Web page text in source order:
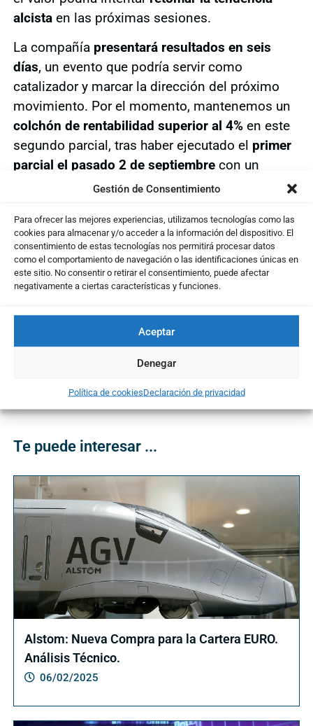
Gestión de Consentimiento
Para ofrecer las mejores experiencias, utilizamos tecnologías como las
cookies para almacenar y/o acceder a la información del dispositivo. El
consentimiento de estas tecnologías nos permitirá procesar datos
como el comportamiento de navegación o las identificaciones únicas en
este sitio. No consentir o retirar el consentimiento, puede afectar
negativamente a ciertas características y funciones.
Aceptar
Denegar
Política de cookiesDeclaración de privacidad
alcistaen las próximas sesiones.
La compañía presentará resultados en seis
días, un evento que podría servir como
catalizador y marcar la dirección del próximo
movimiento. Por el momento, mantenemos un
colchón de rentabilidad superior al 4%en este
segundo parcial, tras haber ejecutado el primer
parcial el pasado 2 de septiembrecon un
beneficio ligeramente superior al 10%.
Todo ello sitúa al valor en unmomento técnico
interesante, donde la confirmación de los
indicadores podría dar pie a un nuevo tramo
alcista.
, conectando a profesionales
independientes con compañías de todo el
Te puede interesar ...
Alstom: Nueva Compra para la Cartera EURO.
Análisis Técnico.
06/02/2025